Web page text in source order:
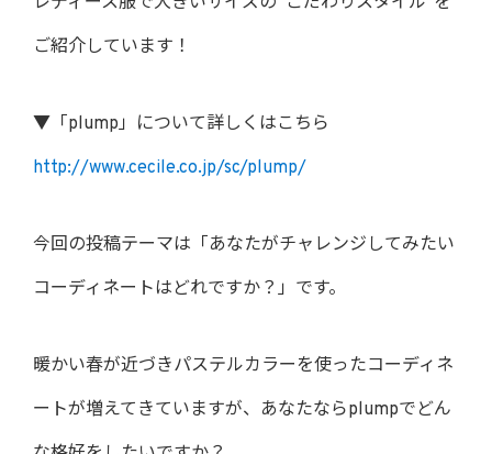
ご紹介しています！
▼「plump」について詳しくはこちら
http://www.cecile.co.jp/sc/plump/
今回の投稿テーマは「あなたがチャレンジしてみたい
コーディネートはどれですか？」です。
暖かい春が近づきパステルカラーを使ったコーディネ
ートが増えてきていますが、あなたならplumpでどん